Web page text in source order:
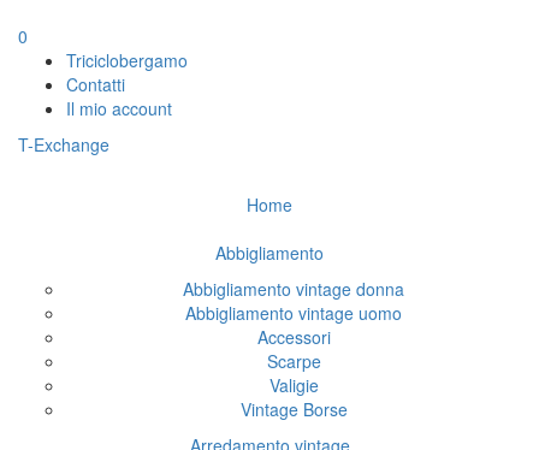
0
Triciclobergamo
Contatti
Il mio account
T-Exchange
Home
Abbigliamento
Abbigliamento vintage donna
Abbigliamento vintage uomo
Accessori
Scarpe
Valigie
Vintage Borse
Arredamento vintage